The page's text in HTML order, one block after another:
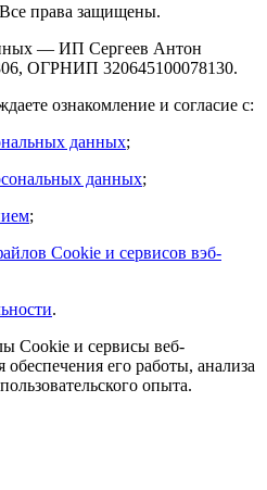
права защищены.
— ИП Сергеев Антон
ОГРНИП 320645100078130.
ознакомление и согласие с:
данных;
данных;
;
Cookie и сервисов вэб-
.
Cookie и сервисы веб-
его работы, анализа
опыта.